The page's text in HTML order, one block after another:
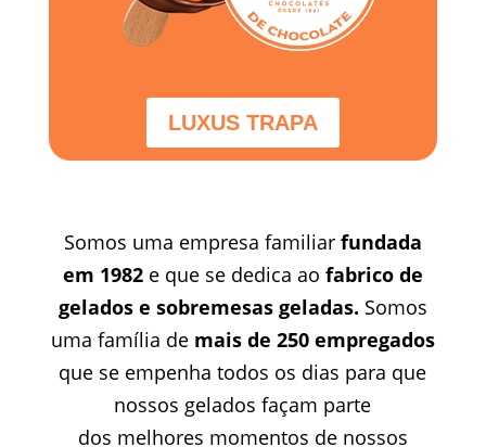
LUXUS TRAPA
Somos uma empresa familiar fundada
em 1982e que se dedica ao fabrico de
gelados e sobremesas geladas. Somos
uma família de mais de 250 empregados
que se empenha todos os dias para que
nossos gelados façam parte
dos melhores momentos de nossos